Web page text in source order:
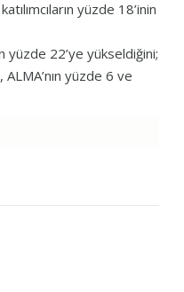
yüzde 18’inin
yüzde 22’ye yükseldiğini;
yüzde 6 ve